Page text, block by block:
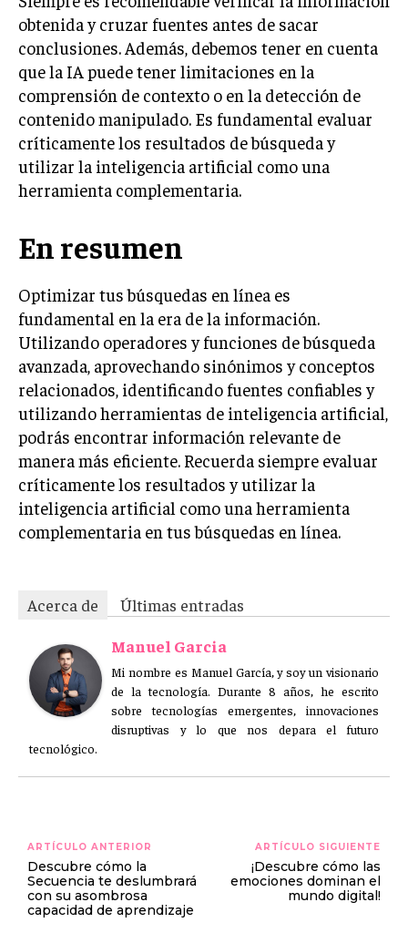
obtenida y cruzar fuentes antes de sacar
conclusiones. Además, debemos tener en cuenta
que la IA puede tener limitaciones en la
comprensión de contexto o en la detección de
contenido manipulado. Es fundamental evaluar
críticamente los resultados de búsqueda y
utilizar la inteligencia artificial como una
herramienta complementaria.
En resumen
Optimizar tus búsquedas en línea es
fundamental en la era de la información.
Utilizando operadores y funciones de búsqueda
avanzada, aprovechando sinónimos y conceptos
relacionados, identificando fuentes confiables y
utilizando herramientas de inteligencia artificial,
podrás encontrar información relevante de
manera más eficiente. Recuerda siempre evaluar
críticamente los resultados y utilizar la
inteligencia artificial como una herramienta
complementaria en tus búsquedas en línea.
Acerca de
Últimas entradas
Manuel Garcia
Mi nombre es Manuel García, y soy un visionario
de la tecnología. Durante 8 años, he escrito
sobre tecnologías emergentes, innovaciones
disruptivas y lo que nos depara el futuro
tecnológico.
ARTÍCULO ANTERIOR
Descubre cómo la
Secuencia te deslumbrará
con su asombrosa
capacidad de aprendizaje
ARTÍCULO SIGUIENTE
¡Descubre cómo las
emociones dominan el
mundo digital!